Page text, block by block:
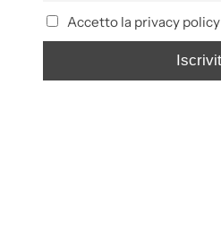
Accetto la privacy policy